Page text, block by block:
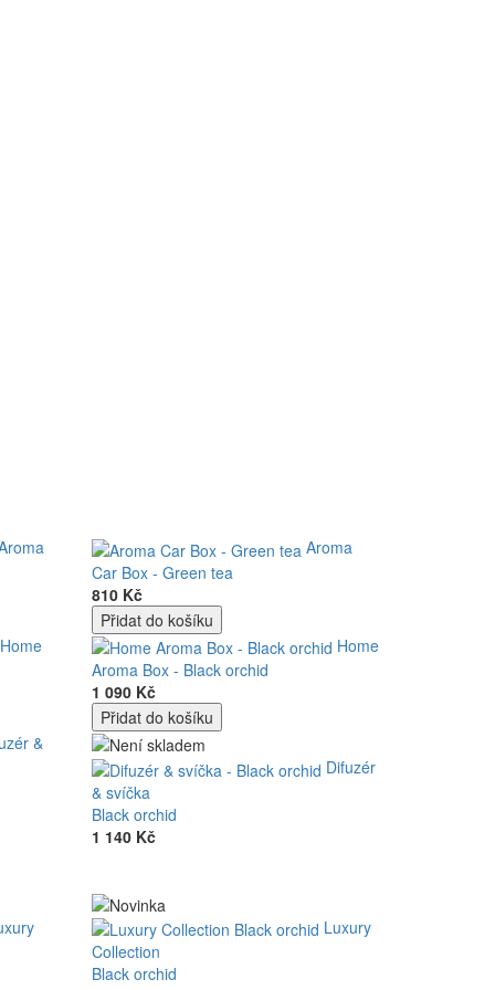
Aroma
Car Box - Green tea
810 Kč
Home
Home
Aroma Box - Black orchid
1 090 Kč
&
Difuzér
& svíčka
Black orchid
1 140 Kč
Luxury
Collection
Black orchid